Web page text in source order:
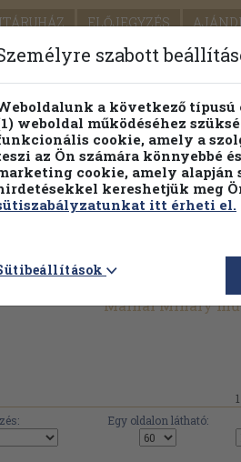
ELŐJEGYZÉS
PILLANATNYI ÁRAINK
Részletes kereső
Málnai Mihály
Egy oldalon látható:
szabott
a következő
weboldal működéséhez
cookie, amely a
az Ön számára könnyebbé
cookie, amely alapján
kereshetjük meg
itt érheti el.